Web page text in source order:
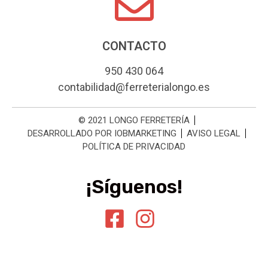
CONTACTO
950 430 064
contabilidad@ferreterialongo.es
© 2021 LONGO FERRETERÍA
DESARROLLADO POR IOBMARKETING
AVISO LEGAL
POLÍTICA DE PRIVACIDAD
¡Síguenos!